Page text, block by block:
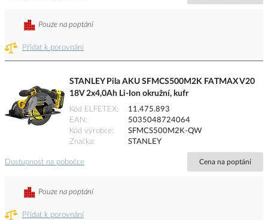
Přidat k porovnání
Pouze na poptání
STANLEY Pila AKU SFMCS500M2K FATMAX V20
18V 2x4,0Ah Li-Ion okružní, kufr
Kód ELFETEX
11.475.893
EAN
5035048724064
Kód výrobce
SFMCS500M2K-QW
Značka
STANLEY
Dostupnost na pobočce Cena na poptání
Přidat k porovnání
Pouze na poptání